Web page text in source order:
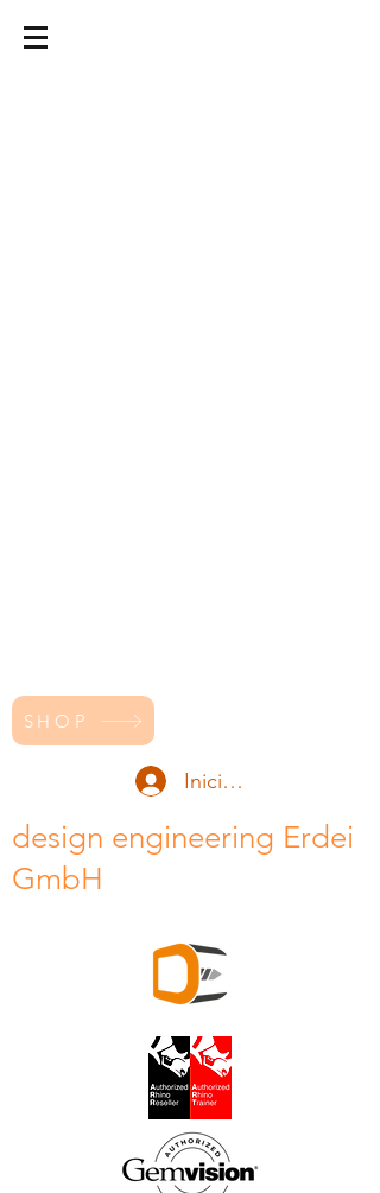
SHOP
Iniciar sesión
design engineering Erdei
GmbH